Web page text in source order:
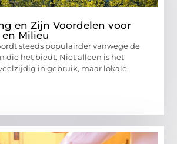
en Zijn Voordelen voor
Milieu
steeds populairder vanwege de
die het biedt. Niet alleen is het
in gebruik, maar lokale